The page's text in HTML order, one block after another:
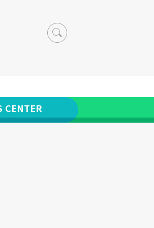
CENTER